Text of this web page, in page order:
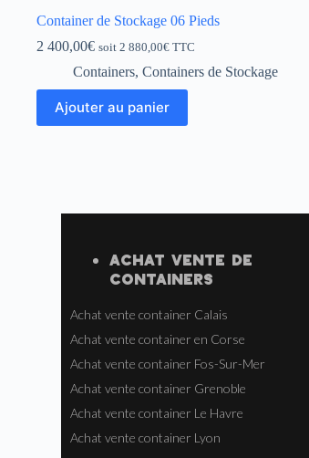
Container de Stockage 06 Pieds
2 400,00€ soit 2 880,00€ TTC
Containers, Containers de Stockage
Ajouter au panier
ACHAT VENTE DE
CONTAINERS
Achat vente container Calais
Achat vente container en Corse
Achat vente container Fos-Sur-Mer
Achat vente container Grenoble
Achat vente container Le Havre
Achat vente container Lyon